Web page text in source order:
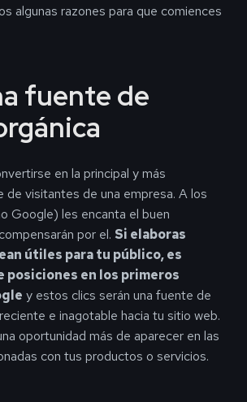
algunas razones para que comiences
fuente de
en la principal y más
de visitantes de una empresa. A los
Google) les encanta el buen
por el. Si elaboras
útiles para tu público, es
posiciones en los primeros
y estos clics serán una fuente de
e inagotable hacia tu sitio web.
oportunidad más de aparecer en las
con tus productos o servicios.